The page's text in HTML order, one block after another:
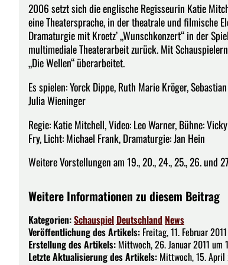
2006 setzt sich die englische Regisseurin Katie
eine Theatersprache, in der theatrale und filmische
Dramaturgie mit Kroetz’ „Wunschkonzert“ in der
multimediale Theaterarbeit zurück. Mit
„Die Wellen“ überarbeitet.
Es spielen: Yorck Dippe, Ruth Marie Kröger,
Julia Wieninger
Regie: Katie Mitchell, Video: Leo Warner, Bühne:
Fry, Licht: Michael Frank, Dramaturgie: Jan Hein
Weitere Vorstellungen am 19., 20., 24., 25., 26. und
Weitere Informationen zu diesem Beitrag
Kategorien:Schauspiel Deutschland News
Veröffentlichung des Artikels: Freitag, 11. Februar
Erstellung des Artikels: Mittwoch, 26. Januar 2011 um
Letzte Aktualisierung des Artikels: Mittwoch, 15.